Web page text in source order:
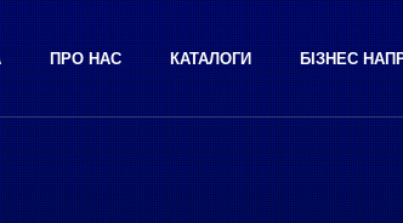
ПРО НАС КАТАЛОГИ БІЗНЕС